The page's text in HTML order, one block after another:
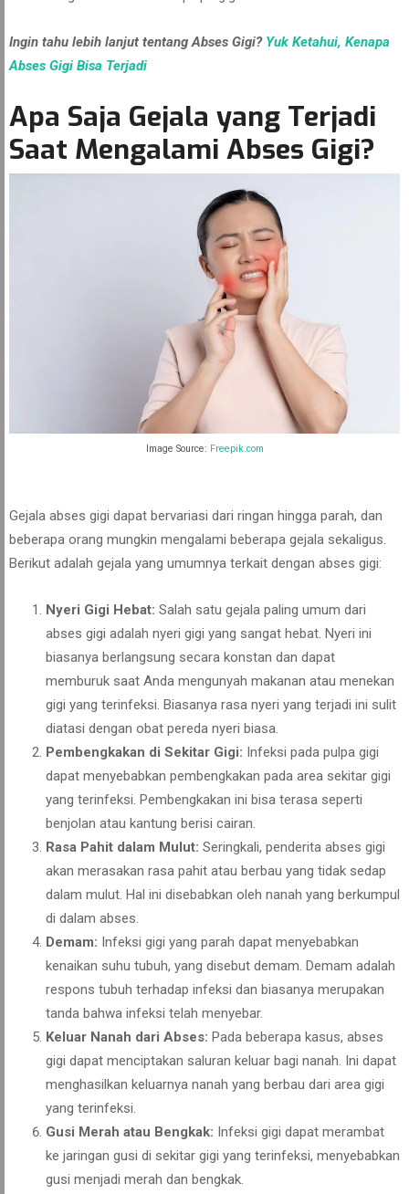
Ingin tahu lebih lanjut tentang Abses Gigi? Yuk Ketahui, Kenapa
Abses Gigi Bisa Terjadi
Apa Saja Gejala yang Terjadi
Saat Mengalami Abses Gigi?
Image Source: Freepik.com
Gejala abses gigi dapat bervariasi dari ringan hingga parah, dan
beberapa orang mungkin mengalami beberapa gejala sekaligus.
Berikut adalah gejala yang umumnya terkait dengan abses gigi:
Nyeri Gigi Hebat: Salah satu gejala paling umum dari
abses gigi adalah nyeri gigi yang sangat hebat. Nyeri ini
biasanya berlangsung secara konstan dan dapat
memburuk saat Anda mengunyah makanan atau menekan
gigi yang terinfeksi. Biasanya rasa nyeri yang terjadi ini sulit
diatasi dengan obat pereda nyeri biasa.
Pembengkakan di Sekitar Gigi: Infeksi pada pulpa gigi
dapat menyebabkan pembengkakan pada area sekitar gigi
yang terinfeksi. Pembengkakan ini bisa terasa seperti
benjolan atau kantung berisi cairan.
Rasa Pahit dalam Mulut: Seringkali, penderita abses gigi
akan merasakan rasa pahit atau berbau yang tidak sedap
dalam mulut. Hal ini disebabkan oleh nanah yang berkumpul
di dalam abses.
Demam: Infeksi gigi yang parah dapat menyebabkan
kenaikan suhu tubuh, yang disebut demam. Demam adalah
respons tubuh terhadap infeksi dan biasanya merupakan
tanda bahwa infeksi telah menyebar.
Keluar Nanah dari Abses: Pada beberapa kasus, abses
gigi dapat menciptakan saluran keluar bagi nanah. Ini dapat
menghasilkan keluarnya nanah yang berbau dari area gigi
yang terinfeksi.
Gusi Merah atau Bengkak: Infeksi gigi dapat merambat
ke jaringan gusi di sekitar gigi yang terinfeksi, menyebabkan
gusi menjadi merah dan bengkak.